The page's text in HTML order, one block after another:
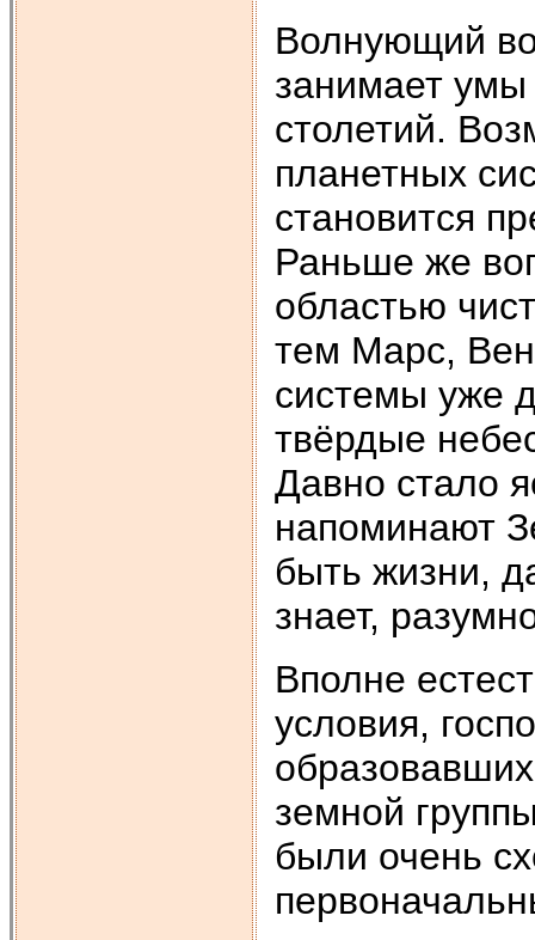
Волнующий
занимает умы
столетий.
планетных
становится
Раньше же
областью
тем Марс,
системы уже
твёрдые
Давно стало
напоминают
быть жизни,
знает,
Вполне
условия,
земной
были очень